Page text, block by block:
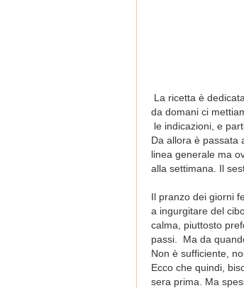
La ricetta è
da domani ci
le indicazioni, e
Da allora è passata
linea generale ma
alla settimana. Il
Il pranzo dei giorni
a ingurgitare del
calma, piuttosto
passi. Ma da
Non è sufficiente,
Ecco che quindi,
sera prima. Ma